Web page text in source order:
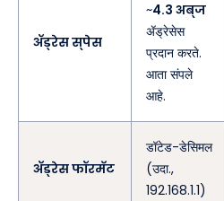
ॲड्रेस स्पेस
~4.3 अब्ज
ॲड्रेसेस
प्रदान करते.
आता संपले
आहे.
ॲड्रेस फॉरमॅट
डॉटेड-डेसिमल
(उदा.,
192.168.1.1)